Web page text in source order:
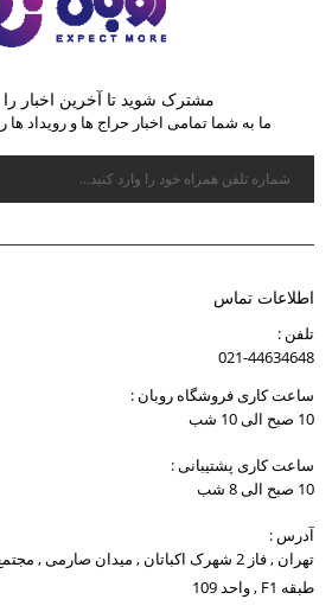
مشترک شوید تا آخرین اخبار را
ما به شما تمامی اخبار حراج ها و رویداد ها
اطلاعات تماس
تلفن :
021-44634648
ساعت کاری فروشگاه روبان :
10 صبح الی 10 شب
ساعت کاری پشتیبانی :
10 صبح الی 8 شب
آدرس :
تهران , فاز 2 شهرک اکباتان , میدان صارمی
طبقه F1 , واحد 109